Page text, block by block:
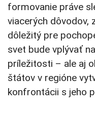
formovanie práve
viacerých dôvodov,
dôležitý pre
svet bude vplývať
príležitosti – ale aj
štátov v regióne
konfrontácii s jeho